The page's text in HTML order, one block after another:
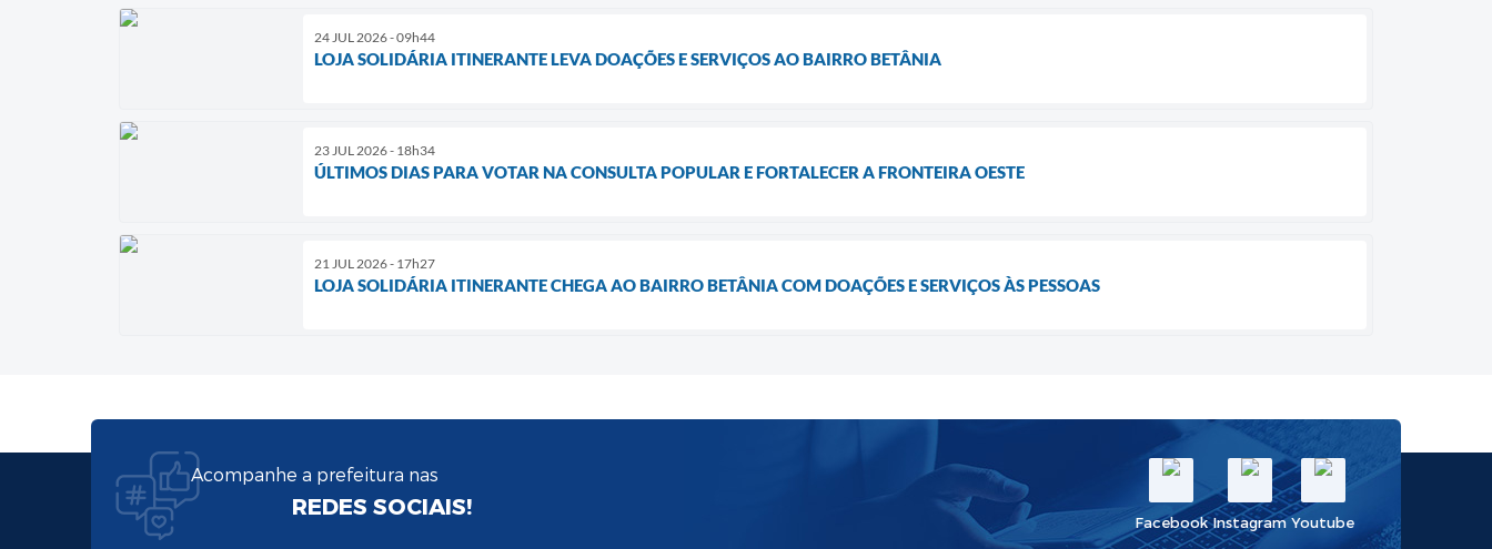
24 JUL 2026 - 09h44
LOJA SOLIDÁRIA ITINERANTE LEVA DOAÇÕES E SERVIÇOS AO BAIRRO BETÂNIA
23 JUL 2026 - 18h34
ÚLTIMOS DIAS PARA VOTAR NA CONSULTA POPULAR E FORTALECER A FRONTEIRA OESTE
21 JUL 2026 - 17h27
LOJA SOLIDÁRIA ITINERANTE CHEGA AO BAIRRO BETÂNIA COM DOAÇÕES E SERVIÇOS ÀS PESSOAS
Acompanhe a prefeitura nas
REDES SOCIAIS!
Facebook Instagram Youtube